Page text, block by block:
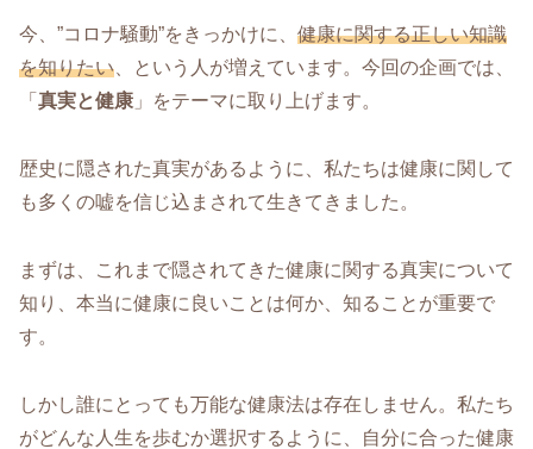
今、”コロナ騒動”をきっかけに、 健康に関する正しい知識
を知りたい 、という人が増えています。今回の企画では、
「 真実と健康 」をテーマに取り上げます。
歴史に隠された真実があるように、私たちは健康に関して
も多くの嘘を信じ込まされて生きてきました。
まずは、これまで隠されてきた健康に関する真実について
知り、本当に健康に良いことは何か、知ることが重要で
す。
しかし誰にとっても万能な健康法は存在しません。私たち
がどんな人生を歩むか選択するように、自分に合った健康